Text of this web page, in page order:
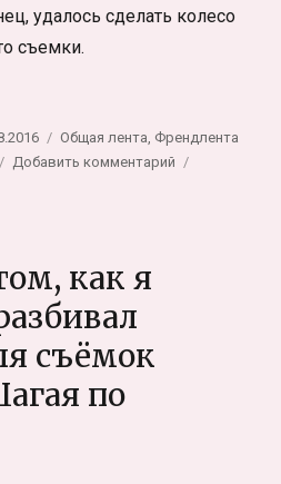
удалось сделать колесо
съемки.
и разбивал машины.
Рубрики
Общая лента, Френдлента
Добавить комментарий
как я
съёмок
по